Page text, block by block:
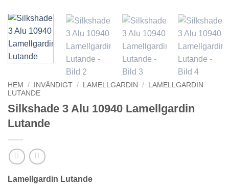
HEM / INVÄNDIGT / LAMELLGARDIN /
LAMELLGARDIN
LUTANDE
Silkshade 3 Alu 10940 Lamellgardin
Lutande
Lamellgardin Lutande
Nödvändiga
går inte att
välja bort. De
behövs för att
taget ska
fungera.